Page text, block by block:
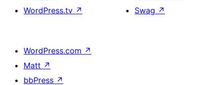
WordPress.tv ↗
Swag ↗
WordPress.com ↗
Matt ↗
bbPress ↗